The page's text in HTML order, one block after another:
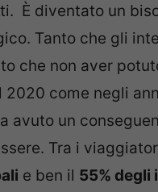
È diventato un
Tanto che gli
che non aver
2020 come negli
avuto un
Tra i
e ben il 55% degli